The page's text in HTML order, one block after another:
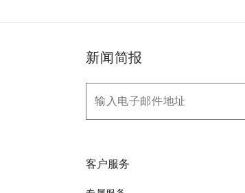
新闻简报
客户服务